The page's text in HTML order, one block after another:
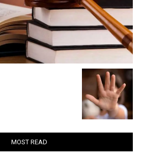
MOST READ